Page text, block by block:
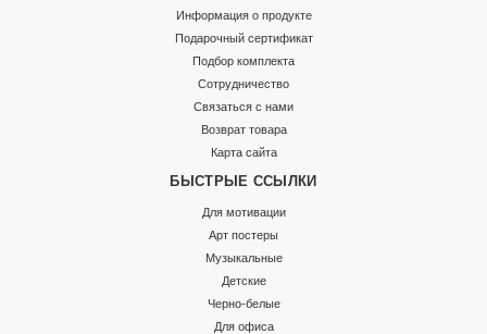
Информация о продукте
Подарочный сертификат
Подбор комплекта
Сотрудничество
Связаться с нами
Возврат товара
Карта сайта
БЫСТРЫЕ ССЫЛКИ
Для мотивации
Арт постеры
Музыкальные
Детские
Черно-белые
Для офиса